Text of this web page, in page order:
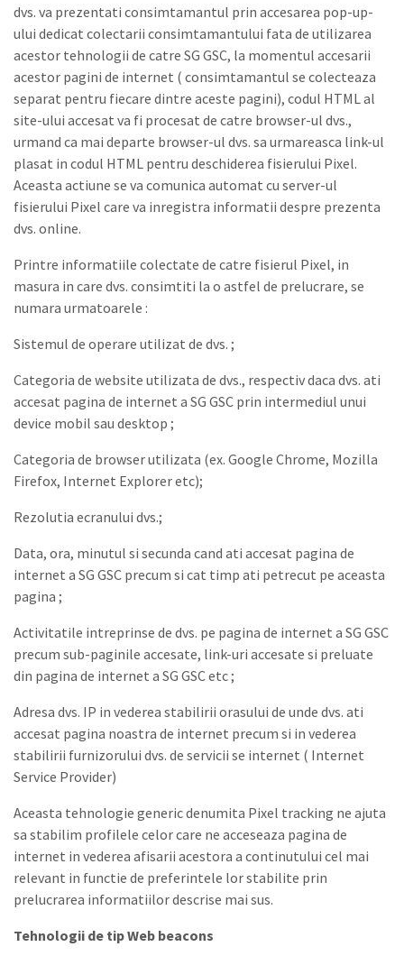
dvs. va prezentati consimtamantul prin accesarea pop-up-
ului dedicat colectarii consimtamantului fata de utilizarea
acestor tehnologii de catre SG GSC, la momentul accesarii
acestor pagini de internet ( consimtamantul se colecteaza
separat pentru fiecare dintre aceste pagini), codul HTML al
site-ului accesat va fi procesat de catre browser-ul dvs.,
urmand ca mai departe browser-ul dvs. sa urmareasca link-ul
plasat in codul HTML pentru deschiderea fisierului Pixel.
Aceasta actiune se va comunica automat cu server-ul
fisierului Pixel care va inregistra informatii despre prezenta
dvs. online.
Printre informatiile colectate de catre fisierul Pixel, in
masura in care dvs. consimtiti la o astfel de prelucrare, se
numara urmatoarele :
Sistemul de operare utilizat de dvs. ;
Categoria de website utilizata de dvs., respectiv daca dvs. ati
accesat pagina de internet a SG GSC prin intermediul unui
device mobil sau desktop ;
Categoria de browser utilizata (ex. Google Chrome, Mozilla
Firefox, Internet Explorer etc);
Rezolutia ecranului dvs.;
Data, ora, minutul si secunda cand ati accesat pagina de
internet a SG GSC precum si cat timp ati petrecut pe aceasta
pagina ;
Activitatile intreprinse de dvs. pe pagina de internet a SG GSC
precum sub-paginile accesate, link-uri accesate si preluate
din pagina de internet a SG GSC etc ;
Adresa dvs. IP in vederea stabilirii orasului de unde dvs. ati
accesat pagina noastra de internet precum si in vederea
stabilirii furnizorului dvs. de servicii se internet ( Internet
Service Provider)
Aceasta tehnologie generic denumita Pixel tracking ne ajuta
sa stabilim profilele celor care ne acceseaza pagina de
internet in vederea afisarii acestora a continutului cel mai
relevant in functie de preferintele lor stabilite prin
prelucrarea informatiilor descrise mai sus.
Tehnologii de tip Web beacons